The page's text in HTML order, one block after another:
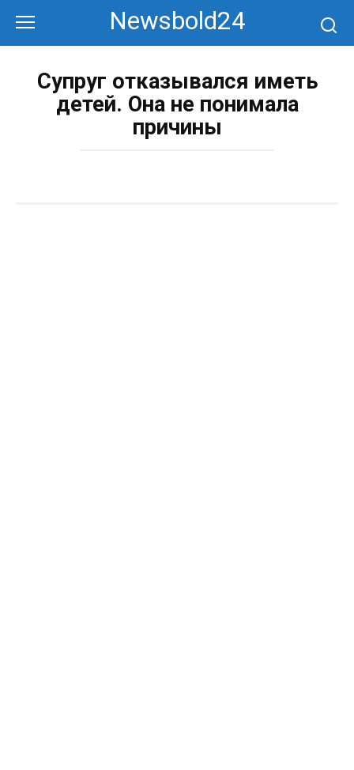
контенту
Newsbold24
Супруг отказывался иметь
детей. Она не понимала
причины